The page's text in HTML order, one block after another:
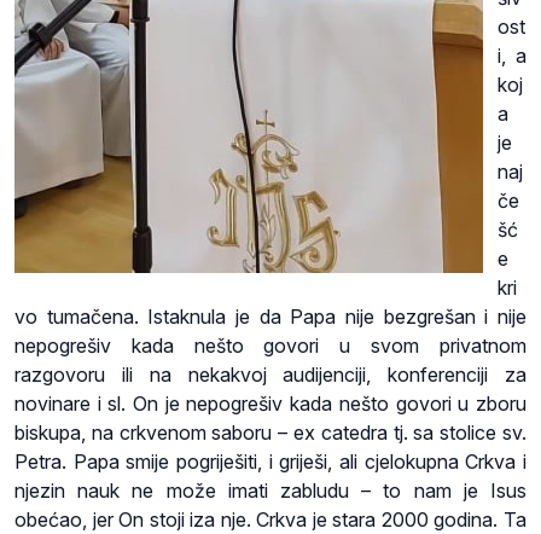
ost
i, a
koj
a
je
naj
če
šć
e
kri
vo tumačena. Istaknula je da Papa nije bezgrešan i nije
nepogrešiv kada nešto govori u svom privatnom
razgovoru ili na nekakvoj audijenciji, konferenciji za
novinare i sl. On je nepogrešiv kada nešto govori u zboru
biskupa, na crkvenom saboru – ex catedra tj. sa stolice sv.
Petra. Papa smije pogriješiti, i griješi, ali cjelokupna Crkva i
njezin nauk ne može imati zabludu – to nam je Isus
obećao, jer On stoji iza nje. Crkva je stara 2000 godina. Ta